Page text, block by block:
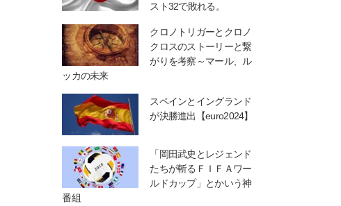
スト32で敗れる。
クロノトリガーとクロノ
クロスのストーリーと繋
がりを考察～マール、ル
ッカの未来
スペインとイングランド
が決勝進出【euro2024】
「岡田武史とレジェンド
たちが斬るＦＩＦＡワー
ルドカップ」とかいう神
番組